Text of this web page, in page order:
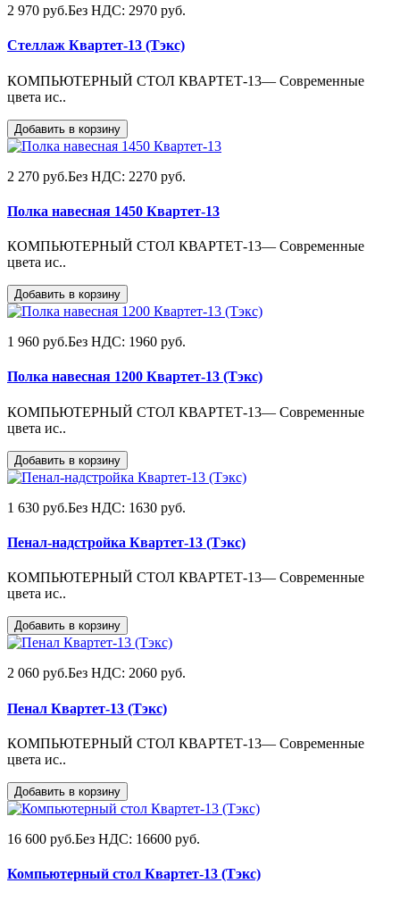
2 970 руб.Без НДС: 2970 руб.
Стеллаж Квартет-13 (Тэкс)
КОМПЬЮТЕРНЫЙ СТОЛ КВАРТЕТ-13— Современные
цвета ис..
Добавить в корзину
2 270 руб.Без НДС: 2270 руб.
Полка навесная 1450 Квартет-13
КОМПЬЮТЕРНЫЙ СТОЛ КВАРТЕТ-13— Современные
цвета ис..
Добавить в корзину
1 960 руб.Без НДС: 1960 руб.
Полка навесная 1200 Квартет-13 (Тэкс)
КОМПЬЮТЕРНЫЙ СТОЛ КВАРТЕТ-13— Современные
цвета ис..
Добавить в корзину
1 630 руб.Без НДС: 1630 руб.
Пенал-надстройка Квартет-13 (Тэкс)
КОМПЬЮТЕРНЫЙ СТОЛ КВАРТЕТ-13— Современные
цвета ис..
Добавить в корзину
2 060 руб.Без НДС: 2060 руб.
Пенал Квартет-13 (Тэкс)
КОМПЬЮТЕРНЫЙ СТОЛ КВАРТЕТ-13— Современные
цвета ис..
Добавить в корзину
16 600 руб.Без НДС: 16600 руб.
Компьютерный стол Квартет-13 (Тэкс)